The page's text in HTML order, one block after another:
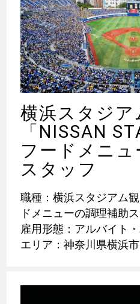
横浜スタジ
「NISSAN
フードメニュ
スタッフ
職種：横浜スタジアム
ドメニューの調理補助
雇用形態：アルバイト
エリア：神奈川県横浜